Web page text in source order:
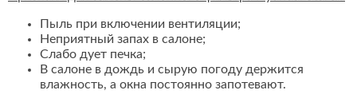
Пыль при включении вентиляции;
Неприятный запах в салоне;
Слабо дует печка;
В салоне в дождь и сырую погоду держится
влажность, а окна постоянно запотевают.